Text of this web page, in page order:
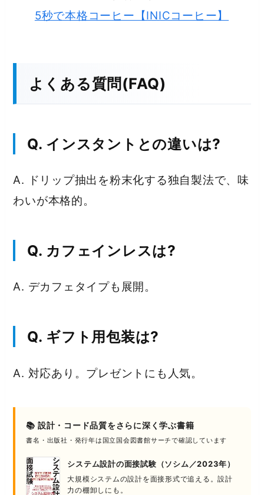
5秒で本格コーヒー【INICコーヒー】
よくある質問(FAQ)
Q. インスタントとの違いは?
A. ドリップ抽出を粉末化する独自製法で、味
わいが本格的。
Q. カフェインレスは?
A. デカフェタイプも展開。
Q. ギフト用包装は?
A. 対応あり。プレゼントにも人気。
📚 設計・コード品質をさらに深く学ぶ書籍
書名・出版社・発行年は国立国会図書館サーチで確認しています
システム設計の面接試験（ソシム／2023年）
大規模システムの設計を面接形式で追える。設計
力の棚卸しにも。